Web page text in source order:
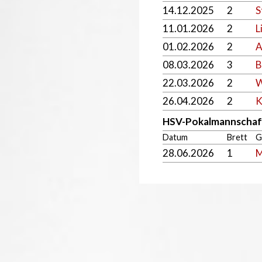
14.12.2025 2
11.01.2026
2
01.02.2026
2
08.03.2026
3
22.03.2026
2
26.04.2026
2
HSV-
Datum Brett
28.06.2026 1